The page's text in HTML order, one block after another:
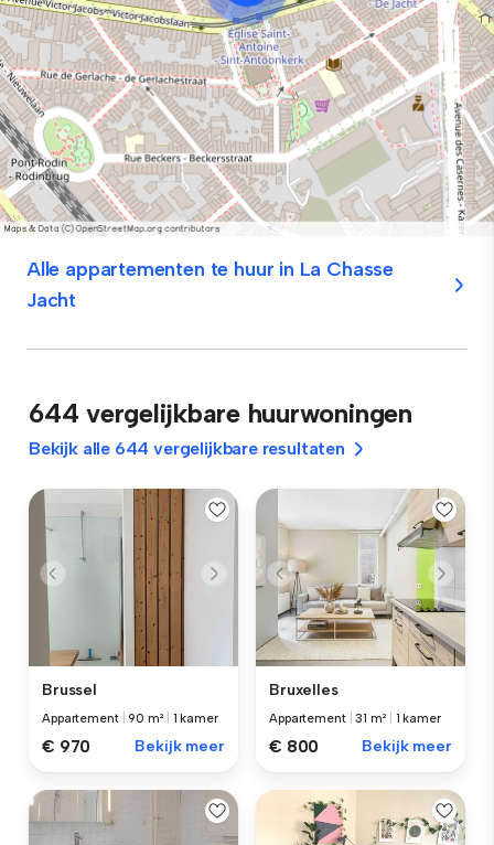
Alle appartementen te huur in La Chasse
Jacht
644 vergelijkbare huurwoningen
Bekijk alle 644 vergelijkbare resultaten
Brussel
Appartement |90 m² 1 kamer
€ 970 Bekijk meer
Bruxelles
Appartement |31 m² 1 kamer
€ 800 Bekijk meer